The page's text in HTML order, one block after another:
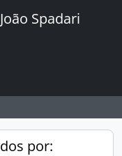
Spadari
por: